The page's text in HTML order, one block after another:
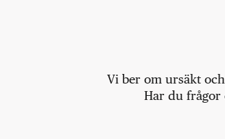
Vi ber om ursäkt
Har du frågor